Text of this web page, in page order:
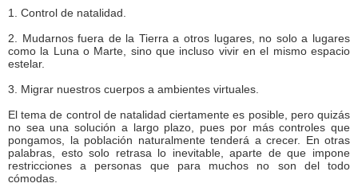
1. Control de natalidad.
2. Mudarnos fuera de la Tierra a otros lugares, no solo a lugares
como la Luna o Marte, sino que incluso vivir en el mismo espacio
estelar.
3. Migrar nuestros cuerpos a ambientes virtuales.
El tema de control de natalidad ciertamente es posible, pero quizás
no sea una solución a largo plazo, pues por más controles que
pongamos, la población naturalmente tenderá a crecer. En otras
palabras, esto solo retrasa lo inevitable, aparte de que impone
restricciones a personas que para muchos no son del todo
cómodas.